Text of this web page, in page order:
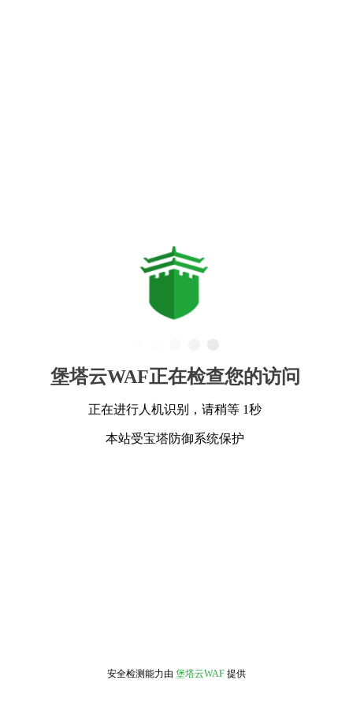
堡塔云WAF正在检查您的访问
正在进行人机识别，请稍等 1秒
本站受宝塔防御系统保护
安全检测能力由 堡塔云WAF 提供